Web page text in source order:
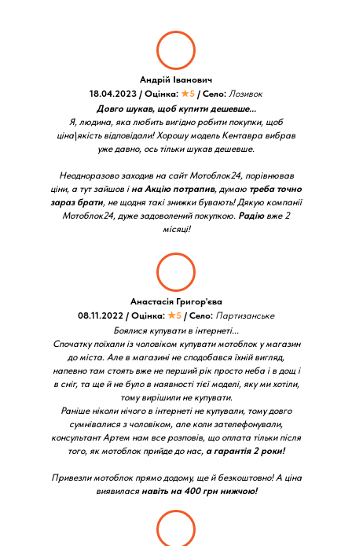
Боялися купувати в інтернеті...
Спочатку поїхали із чоловіком купувати мотоблок у магазин
до міста. Але в магазині не сподобався їхній вигляд,
напевно там стоять вже не перший рік просто неба і в дощ і
в сніг, та ще й не було в наявності тієї моделі, яку ми хотіли,
тому вирішили не купувати.
Раніше ніколи нічого в інтернеті не купували, тому довго
сумнівалися з чоловіком, але коли зателефонували,
консультант Артем нам все розповів, що оплата тільки після
того, як мотоблок прийде до нас, а гарантія 2 роки!
Привезли мотоблок прямо додому, ще й безкоштовно! А ціна
виявиласянавіть на 400 грн нижчою!
Анастасія Григор'єва
08.11.2022 / Оцінка: ★5 / Село: Партизанське
Довго шукав, щоб купити дешевше...
Я, людина, яка любить вигідно робити покупки, щоб
ціна\якість відповідали! Хорошу модель Кентавра вибрав
уже давно, ось тільки шукав дешевше.
Неодноразово заходив на сайт Мотоблок24, порівнював
ціни, а тут зайшов іна Акцію потрапив, думаю треба точно
зараз брати, не щодня такі знижки бувають! Дякую компанії
Мотоблок24, дуже задоволений покупкою. Радіювже 2
місяці!
Андрій Іванович
18.04.2023 / Оцінка: ★5 / Село: Лозивок